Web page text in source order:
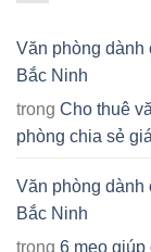
Văn phòng dành
Bắc Ninh
trong Cho thuê
phòng chia sẻ
Văn phòng dành
Bắc Ninh
trong 6 mẹo giúp